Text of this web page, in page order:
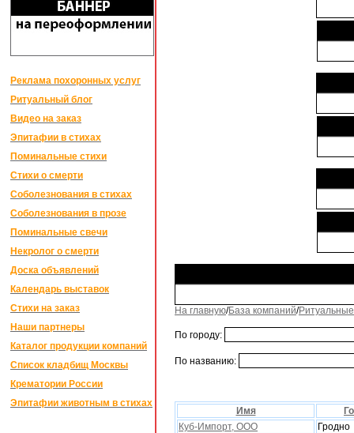
Реклама похоронных услуг
Ритуальный блог
Видео на заказ
Эпитафии в стихах
Поминальные стихи
Стихи о смерти
Соболезнования в стихах
Соболезнования в прозе
Поминальные свечи
Некролог о смерти
Доска объявлений
Календарь выставок
Стихи на заказ
Наши партнеры
Каталог продукции компаний
Список кладбищ Москвы
Крематории России
Эпитафии животным в стихах
На главную/База компаний/
По городу:
По названию:
Имя
Куб-Импорт, ООО
Гродно